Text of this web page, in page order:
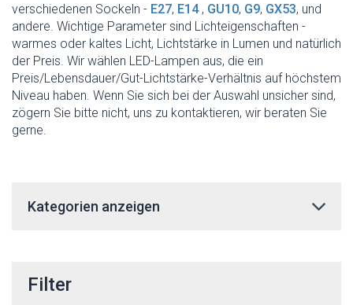
verschiedenen Sockeln - E27, E14, GU10, G9, GX53, und
andere. Wichtige Parameter sind Lichteigenschaften -
warmes oder kaltes Licht, Lichtstärke in Lumen und natürlich
der Preis. Wir wählen LED-Lampen aus, die ein
Preis/Lebensdauer/Gut-Lichtstärke-Verhältnis auf höchstem
Niveau haben. Wenn Sie sich bei der Auswahl unsicher sind,
zögern Sie bitte nicht, uns zu kontaktieren, wir beraten Sie
gerne.
Kategorien anzeigen
Filter